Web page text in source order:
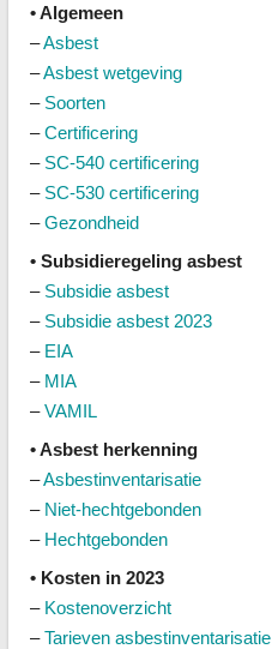
• Algemeen
–Asbest
–Asbest wetgeving
– Soorten
–Certificering
– SC-540 certificering
– SC-530 certificering
–Gezondheid
• Subsidieregeling asbest
– Subsidie asbest
– Subsidie asbest 2023
– EIA
– MIA
–VAMIL
• Asbest herkenning
–Asbestinventarisatie
– Niet-hechtgebonden
– Hechtgebonden
• Kosten in 2023
– Kostenoverzicht
–Tarieven asbestinventarisatie